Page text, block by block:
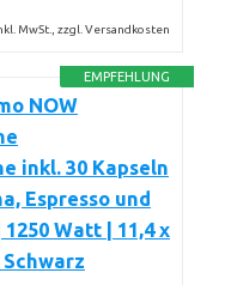
MwSt., zzgl. Versandkosten
EMPFEHLUNG
NOW
inkl. 30 Kapseln
Espresso und
Watt | 11,4 x
Schwarz